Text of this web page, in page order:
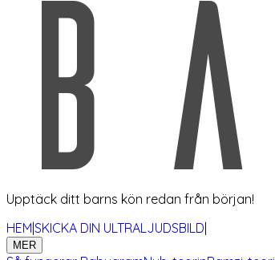
Upptäck ditt barns kön redan från början!
HEM SKICKA DIN ULTRALJUDSBILD
MER